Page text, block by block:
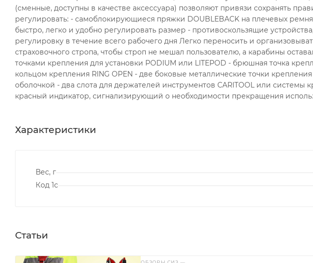
(сменные, доступны в качестве аксессуара) позволяют привязи сохранять
регулировать: - cамоблокирующиеся пряжки DOUBLEBACK на плечевых
быстро, легко и удобно регулировать размер - противоскользящие
регулировку в течение всего рабочего дня Легко переносить и
страховочного стропа, чтобы строп не мешал пользователю, а карабины
точками крепления для установки PODIUM или LITEPOD - брюшная точка
кольцом крепления RING OPEN - две боковые металлические точки
оболочкой - два слота для держателей инструментов CARITOOL или системы
красный индикатор, сигнализирующий о необходимости прекращения
Характеристики
Вес, г
Код 1с
Статьи